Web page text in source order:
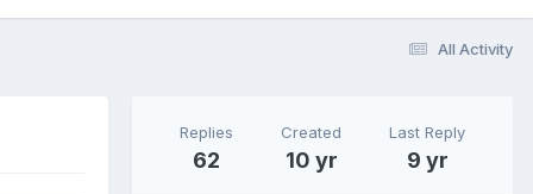
All Activity
Replies
62
Created
10 yr
Last Reply
9 yr